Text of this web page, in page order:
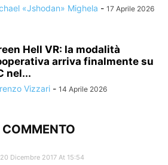
«Jshodan» Mighela - 17 Aprile 2026
Hell VR: la modalità
arriva finalmente su
nel...
Vizzari - 14 Aprile 2026
COMMENTO
20 Dicembre 2017 At 15:54